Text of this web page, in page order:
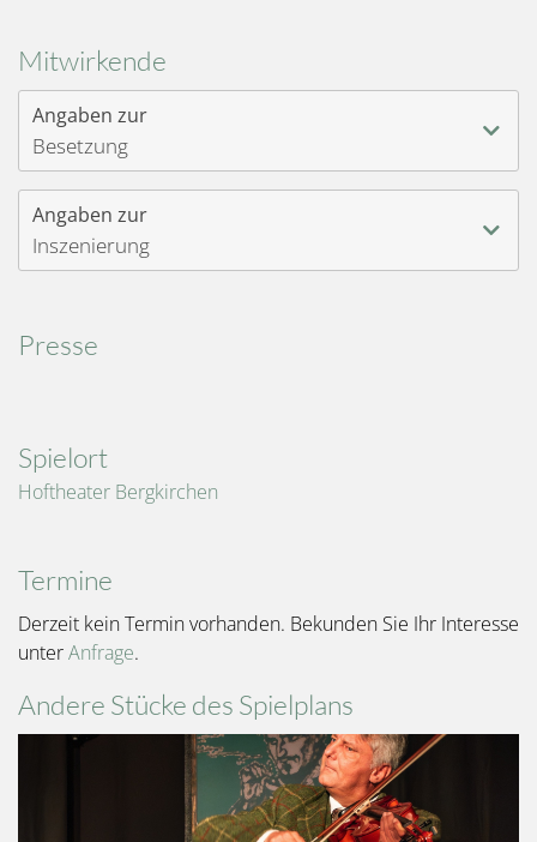
Mitwirkende
Angaben zur
Besetzung
Angaben zur
Inszenierung
Presse
Spielort
Hoftheater Bergkirchen
Termine
Derzeit kein Termin vorhanden. Bekunden Sie Ihr Interesse
unterAnfrage.
Andere Stücke des Spielplans